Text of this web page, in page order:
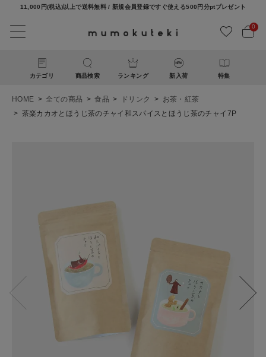
11,000円(税込)以上で送料無料 / 新規会員登録ですぐ使える500円分ptプレゼント
0
カテゴリ 商品検索 ランキング 新入荷 特集
ようこそ ゲスト 様
新規会員登録
HOME 全ての商品 食品 ドリンク
お茶・紅茶
茶楽カカオとほうじ茶のチャイ和スパイスとほうじ茶のチャイ7P